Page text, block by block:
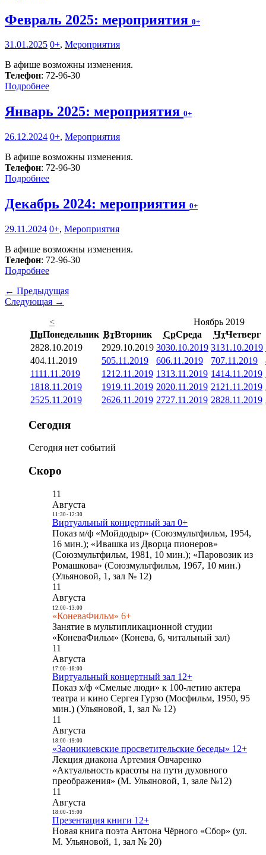
Февраль 2025: мероприятия 0+
31.01.2025 0+, Мероприятия
В афише возможны изменения.
Телефон: 72-96-30
Подробнее
Январь 2025: мероприятия 0+
26.12.2024 0+, Мероприятия
В афише возможны изменения.
Телефон: 72-96-30
Подробнее
Декабрь 2024: мероприятия 0+
29.11.2024 0+, Мероприятия
В афише возможны изменения.
Телефон: 72-96-30
Подробнее
← Предыдущая
Следующая →
<
Ноябрь 2019
ПнПонедельник ВтВторник СрСреда ЧтЧетверг
2828.10.2019 2929.10.2019 3030.10.2019 3131.10.2019
404.11.2019 505.11.2019 606.11.2019 707.11.2019
1111.11.2019 1212.11.2019 1313.11.2019 1414.11.2019
1818.11.2019 1919.11.2019 2020.11.2019 21 21.11.2019
2525.11.2019 2626.11.2019 2727.11.2019 2828.11.2019
Сегодня
Сегодня нет событий
Скоро
11
Августа
11:30- 12:30
Виртуальный концертный зал 0+
Показ м/ф «Мойдодыр» (Союзмультфильм, 1954,
16 мин.); «Ивашка из Дворца пионеров»
(Союзмультфильм, 1981, 10 мин.); «Паровозик из
Ромашкова» (Союзмультфильм, 1967, 10 мин.)
(Ульяновой, 1, зал № 12)
11
Августа
12:00- 13:00
«КоневаФильм» 6+
Занятие в мультипликационной студии
«КоневаФильм» (Конева, 6, читальный зал)
11
Августа
17:00- 18:00
Виртуальный концертный зал 12+
Показ х/ф «Смелые люди» к 100-летию актера
театра и кино Сергея Гурзо (Мосфильм, 1950, 95
мин.) (Ульяновой, 1, зал № 12)
11
Августа
18:00- 19:00
«Заоникиевские просветительские беседы» 12+
Лекция диакона Артемия Овчаренко
«Актуальность красоты на пути духовного
преображения» (М. Ульяновой, 1, зале №12)
11
Августа
18:00- 19:00
Презентация книги 12+
Новая книга поэта Антона Чёрного «Сбор» (ул.
М. Ульяновой, 1, зал № 20)